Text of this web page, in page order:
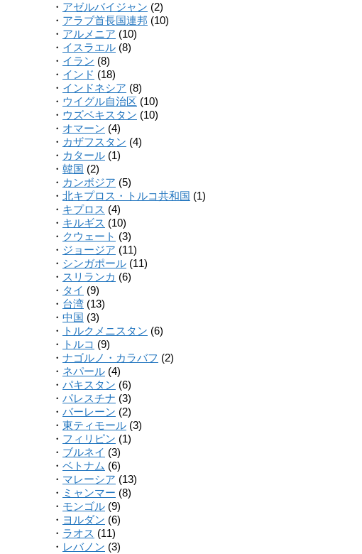
・ アゼルバイジャン (2)
・ アラブ首長国連邦 (10)
・ アルメニア (10)
・ イスラエル (8)
・ イラン (8)
・ インド (18)
・ インドネシア (8)
・ ウイグル自治区 (10)
・ ウズベキスタン (10)
・ オマーン (4)
・ カザフスタン (4)
・ カタール (1)
・ 韓国 (2)
・ カンボジア (5)
・ 北キプロス・トルコ共和国 (1)
・ キプロス (4)
・ キルギス (10)
・ クウェート (3)
・ ジョージア (11)
・ シンガポール (11)
・ スリランカ (6)
・ タイ (9)
・ 台湾 (13)
・ 中国 (3)
・
トルクメニスタン (6)
・
トルコ (9)
・ ナゴルノ・カラバフ (2)
・ ネパール (4)
・ パキスタン (6)
・ パレスチナ (3)
・ バーレーン (2)
・ 東ティモール (3)
・ フィリピン (1)
・ ブルネイ (3)
・ ベトナム (6)
・ マレーシア (13)
・ ミャンマー (8)
・ モンゴル (9)
・ ヨルダン (6)
・ ラオス (11)
・ レバノン (3)